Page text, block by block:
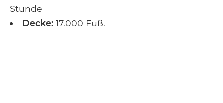
Stunde
Decke:17.000 Fuß.